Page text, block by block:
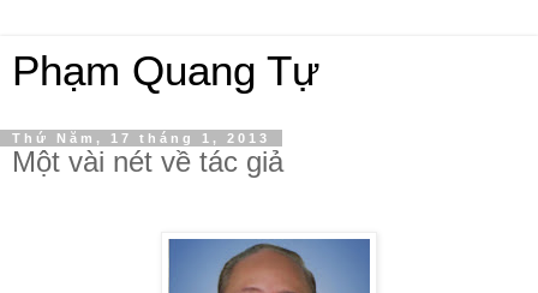
Phạm Quang Tự
Thứ Năm, 17 tháng 1, 2013
Một vài nét về tác giả